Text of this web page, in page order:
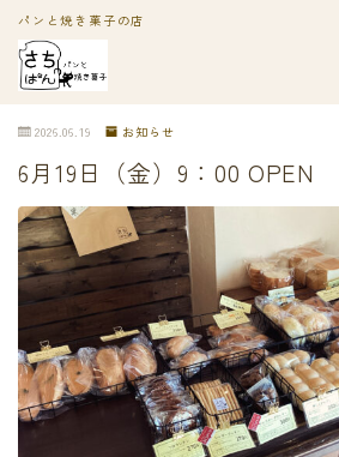
パンと焼き菓子の店
2026.06.19 お知らせ
6月19日（金）9：00 OPEN